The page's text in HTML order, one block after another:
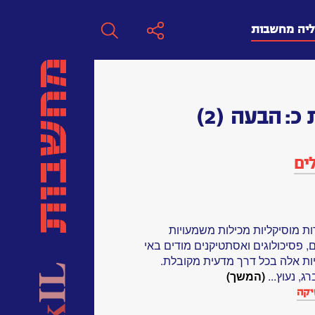
מחשבות
כ: הבעה (2)
מוסיקליות מכילות משמעויות
ואסתטיקנים מודים באי
אלה בכל דרך מדעית מקובלת.
נעוץ... (המשך)